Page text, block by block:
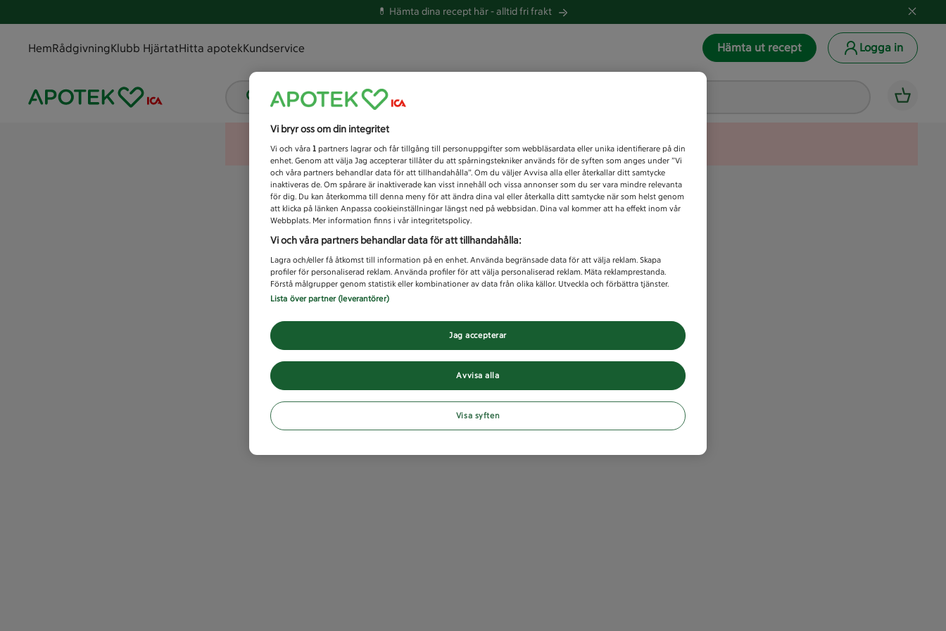
💊 Hämta dina recept här -alltid fri frakt
HemRådgivningKlubb HjärtatHitta apotekKundservice Hämta ut recept Logga in
Vad letar du efter idag?
Unknown error
Vi bryr oss om din integritet
Vi och våra 1 partners lagrar och får tillgång till personuppgifter som webbläsardata eller unika identifierare på din
enhet. Genom att välja Jag accepterar tillåter du att spårningstekniker används för de syften som anges under ”Vi
och våra partners behandlar data för att tillhandahålla”. Om du väljer Avvisa alla eller återkallar ditt samtycke
inaktiveras de. Om spårare är inaktiverade kan visst innehåll och vissa annonser som du ser vara mindre relevanta
för dig. Du kan återkomma till denna meny för att ändra dina val eller återkalla ditt samtycke när som helst genom
att klicka på länken Anpassa cookieinställningar längst ned på webbsidan. Dina val kommer att ha effekt inom vår
Webbplats. Mer information finns i vår integritetspolicy.
Vi och våra partners behandlar data för att tillhandahålla:
Lagra och/eller få åtkomst till information på en enhet. Använda begränsade data för att välja reklam. Skapa
profiler för personaliserad reklam. Använda profiler för att välja personaliserad reklam. Mäta reklamprestanda.
Förstå målgrupper genom statistik eller kombinationer av data från olika källor. Utveckla och förbättra tjänster.
Lista över partner (leverantörer)
Avvisa alla
Jag accepterar
Visa syften